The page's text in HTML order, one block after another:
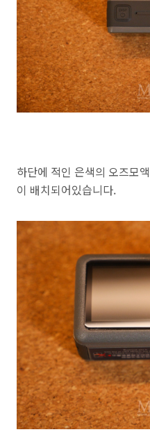
하단에 적인 은색의 오즈모
이 배치되어있습니다.